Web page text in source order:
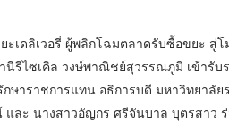
เดลิเวอรี่ ผู้พลิกโฉมตลาดรับซื้อขยะ สู่
นีรีไซเคิล วงษ์พาณิชย์สุวรรณภูมิ เข้ารับ
กษาราชการแทน อธิการบดี มหาวิทยา
ละ นางสาวอัญกร ศรีจันบาล บุตรสาว